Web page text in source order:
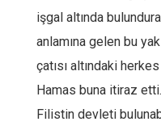
İslam Dünyası
Amerika
Avustralya
Tarih
Düşünce
işgal altında
anlamına gelen bu
çatısı altındaki
Hamas buna itiraz
Filistin devleti